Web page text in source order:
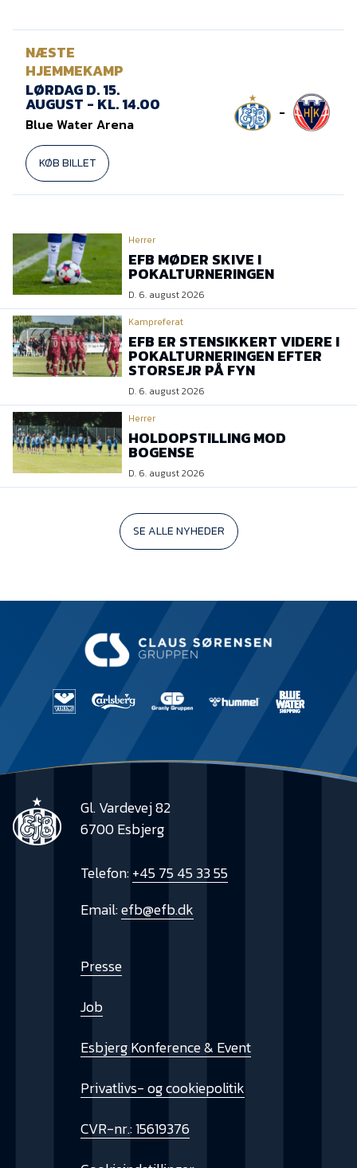
NÆSTE
HJEMMEKAMP
LØRDAG D. 15.
AUGUST - KL. 14.00
Blue Water Arena
KØB BILLET
-
Herrer
EFB MØDER SKIVE I
POKALTURNERINGEN
D. 6. august 2026
Kampreferat
EFB ER STENSIKKERT VIDERE I
POKALTURNERINGEN EFTER
STORSEJR PÅ FYN
D. 6. august 2026
Herrer
HOLDOPSTILLING MOD
BOGENSE
D. 6. august 2026
SE ALLE NYHEDER
Gl. Vardevej 82
6700 Esbjerg
Telefon:+45 75 45 33 55
Email:efb@efb.dk
Presse
Job
Esbjerg Konference & Event
Privatlivs- og cookiepolitik
CVR-nr.: 15619376